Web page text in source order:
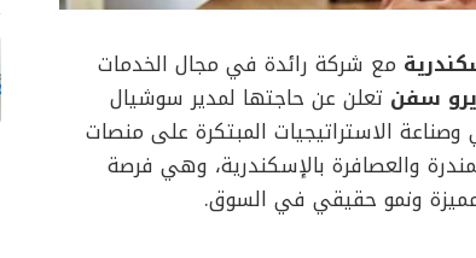
مع شركة رائدة في مجال الخدمات
سفن تعلن عن حاجتها لمدير سوشيال
الاستراتيجيات المبتكرة على منصات
والعصافرة بالإسكندرية، وهي فرصة
مميزة ونمو حقيقي في السوق.